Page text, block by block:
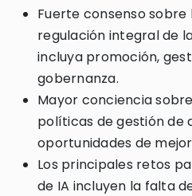
Fuerte consenso sobre
regulación integral de
incluya promoción,
gobernanza.
Mayor conciencia
políticas de gestión de
oportunidades de
Los principales retos
de IA incluyen la falta